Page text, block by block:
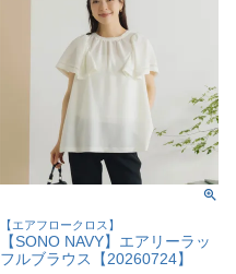
【エアフロークロス】
【SONO NAVY】エアリーラッ
フルブラウス【20260724】